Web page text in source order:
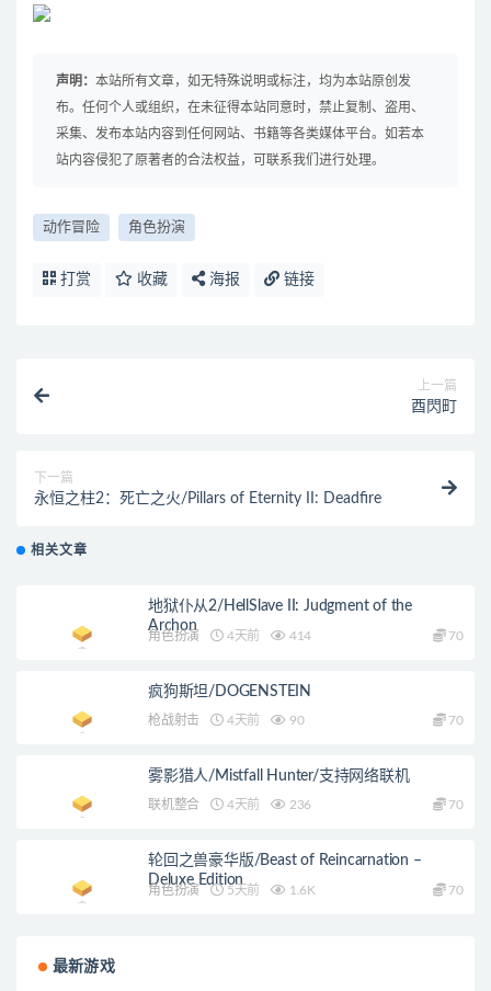
声明： 本站所有文章，如无特殊说明或标注，均为本站原创发
布。任何个人或组织，在未征得本站同意时，禁止复制、盗用、
采集、发布本站内容到任何网站、书籍等各类媒体平台。如若本
站内容侵犯了原著者的合法权益，可联系我们进行处理。
动作冒险 角色扮演
打赏 收藏 海报 链接
上一篇
酉閃町
下一篇
永恒之柱2：死亡之火/Pillars of Eternity II: Deadfire
相关文章
地狱仆从2/HellSlave II: Judgment of the
Archon
角色扮演 4天前 414 70
疯狗斯坦/DOGENSTEIN
枪战射击 4天前 90 70
雾影猎人/Mistfall Hunter/支持网络联机
联机整合 4天前 236 70
轮回之兽豪华版/Beast of Reincarnation –
Deluxe Edition
角色扮演 5天前 1.6K 70
最新游戏